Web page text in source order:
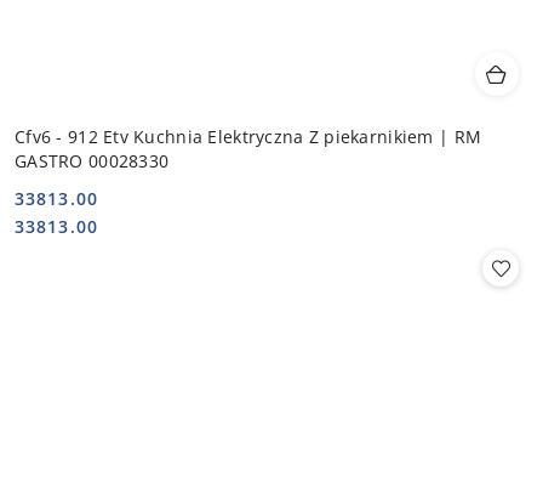
Cfv6 - 912 Etv Kuchnia Elektryczna Z piekarnikiem | RM
GASTRO 00028330
Cena:
33813.00
Cena:
33813.00